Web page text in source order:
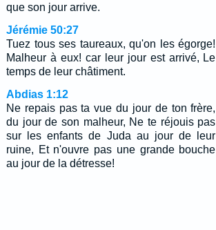
que son jour arrive.
Jérémie 50:27
Tuez tous ses taureaux, qu'on les égorge!
Malheur à eux! car leur jour est arrivé, Le
temps de leur châtiment.
Abdias 1:12
Ne repais pas ta vue du jour de ton frère,
du jour de son malheur, Ne te réjouis pas
sur les enfants de Juda au jour de leur
ruine, Et n'ouvre pas une grande bouche
au jour de la détresse!